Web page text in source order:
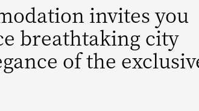
invites you
breathtaking city
of the